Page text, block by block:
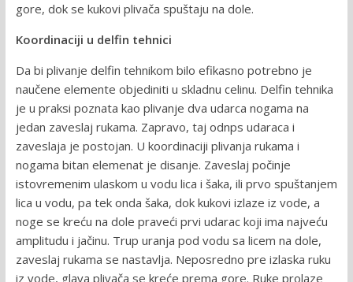
gore, dok se kukovi plivača spuštaju na dole.
Koordinaciji u delfin tehnici
Da bi plivanje delfin tehnikom bilo efikasno potrebno je
naučene elemente objediniti u skladnu celinu. Delfin tehnika
je u praksi poznata kao plivanje dva udarca nogama na
jedan zaveslaj rukama. Zapravo, taj odnps udaraca i
zaveslaja je postojan. U koordinaciji plivanja rukama i
nogama bitan elemenat je disanje. Zaveslaj počinje
istovremenim ulaskom u vodu lica i šaka, ili prvo spuštanjem
lica u vodu, pa tek onda šaka, dok kukovi izlaze iz vode, a
noge se kreću na dole praveći prvi udarac koji ima najveću
amplitudu i jačinu. Trup uranja pod vodu sa licem na dole,
zaveslaj rukama se nastavlja. Neposredno pre izlaska ruku
iz vode, glava plivača se kreće prema gore. Ruke prolaze